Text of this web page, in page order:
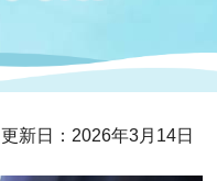
更新日：2026年3月14日